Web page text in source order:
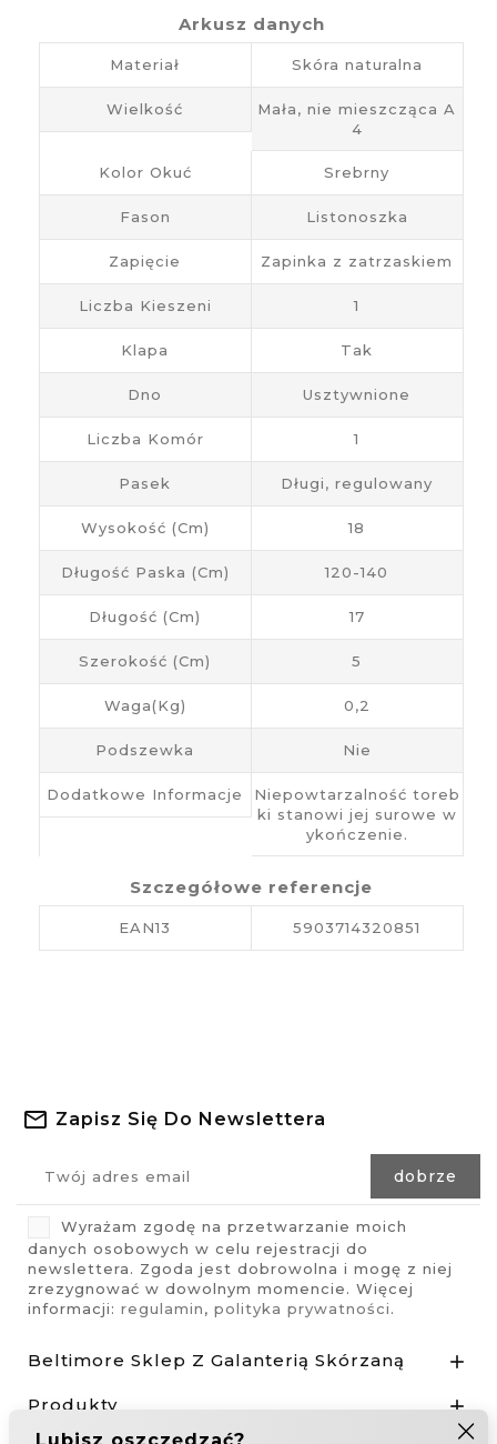
Arkusz danych
Materiał Skóra naturalna
Wielkość
Mała, nie mieszcząca A
4
Kolor Okuć Srebrny
Fason Listonoszka
Zapięcie Zapinka z zatrzaskiem
Liczba Kieszeni 1
Klapa Tak
Dno Usztywnione
Liczba Komór 1
Pasek Długi, regulowany
Wysokość (cm) 18
Długość Paska (cm) 120-140
Długość (cm) 17
Szerokość (cm) 5
Waga(kg) 0,2
Podszewka Nie
Dodatkowe Informacje
Niepowtarzalność toreb
ki stanowi jej surowe w
ykończenie.
Szczegółowe referencje
EAN13 5903714320851
Zapisz Się Do Newslettera
Wyrażam zgodę na przetwarzanie moich
danych osobowych w celu rejestracji do
newslettera. Zgoda jest dobrowolna i mogę z niej
zrezygnować w dowolnym momencie. Więcej
informacji: regulamin, polityka prywatności.
Beltimore Sklep Z Galanterią Skórzaną 
Produkty 